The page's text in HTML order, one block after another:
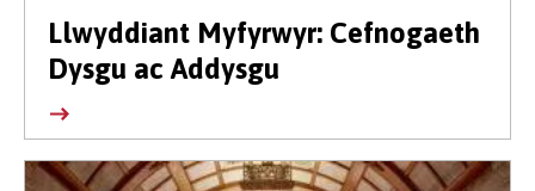
Llwyddiant Myfyrwyr: Cefnogaeth
Dysgu ac Addysgu